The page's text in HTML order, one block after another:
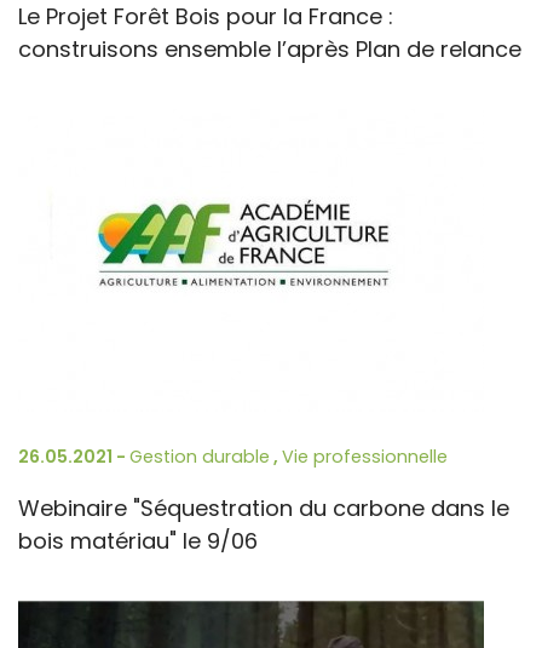
Le Projet Forêt Bois pour la France :
construisons ensemble l’après Plan de relance
26.05.2021 - Gestion durable , Vie professionnelle
Webinaire "Séquestration du carbone dans le
bois matériau" le 9/06